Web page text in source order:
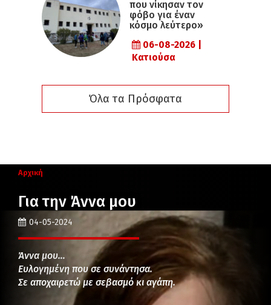
που νίκησαν τον
φόβο για έναν
κόσμο λεύτερο»
06-08-2026 |
Κατιούσα
Όλα τα Πρόσφατα
Αρχική
Για την Άννα μου
04-05-2024
Άννα μου…
Ευλογημένη που σε συνάντησα.
Σε αποχαιρετώ με σεβασμό κι αγάπη.